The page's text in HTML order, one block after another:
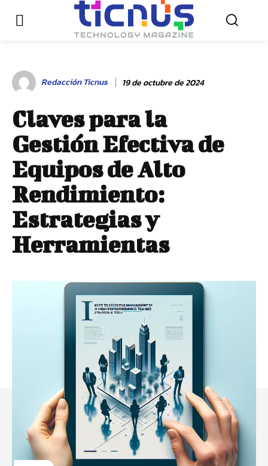
Redacción Ticnus 19 de octubre de 2024
Claves para la
Gestión Efectiva de
Equipos de Alto
Rendimiento:
Estrategias y
Herramientas